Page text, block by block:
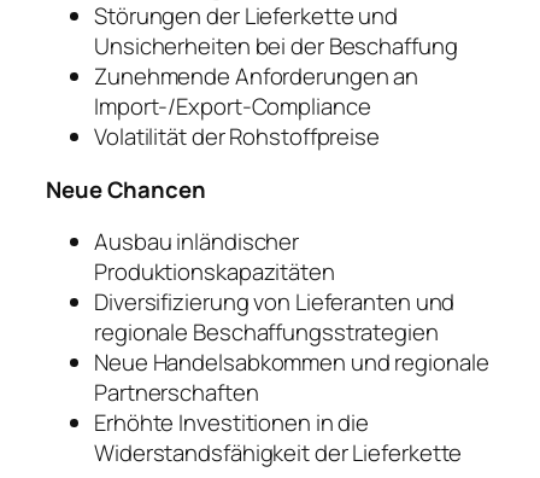
Störungen der Lieferkette und
Unsicherheiten bei der Beschaffung
Zunehmende Anforderungen an
Import-/Export-Compliance
Volatilität der Rohstoffpreise
Neue Chancen
Ausbau inländischer
Produktionskapazitäten
Diversifizierung von Lieferanten und
regionale Beschaffungsstrategien
Neue Handelsabkommen und regionale
Partnerschaften
Erhöhte Investitionen in die
Widerstandsfähigkeit der Lieferkette